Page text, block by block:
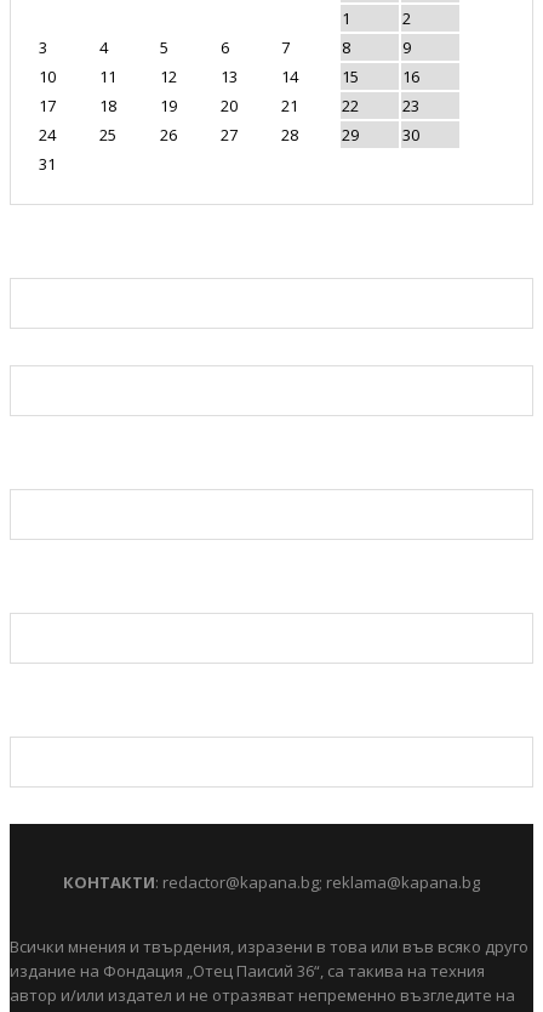
1
2
3
4 5 6 7 8
9
10
11 12 13 14 15
16
17
18 19 20 21 22
23
24
25 26 27 28 29
30
31
КОНТАКТИ: redactor@kapana.bg; reklama@kapana.bg
Всички мнения и твърдения, изразени в това или във всяко друго
издание на Фондация „Отец Паисий 36“, са такива на техния
автор и/или издател и не отразяват непременно възгледите на